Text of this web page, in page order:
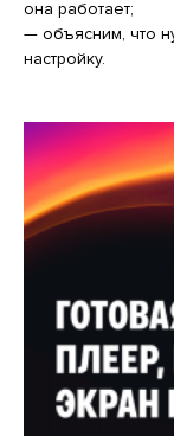
она работает;
— объясним, что
настройку.